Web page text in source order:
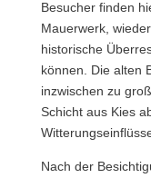
Besucher finden
Mauerwerk,
historische
können. Die alten
inzwischen zu
Schicht aus Kies
Nach der